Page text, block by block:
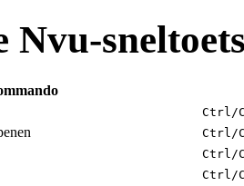
Nvu-
Ctrl/
Ctrl/
Ctrl/
Ctrl/